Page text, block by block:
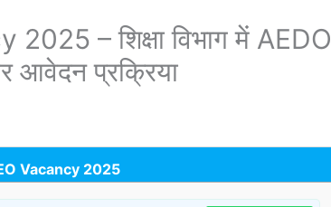
– शिक्षा विभाग में AEDO
आवेदन प्रक्रिया
Vacancy 2025